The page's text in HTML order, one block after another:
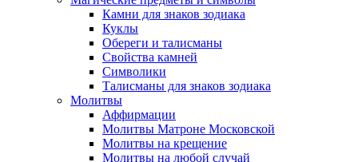
Камни для знаков зодиака
Куклы
Обереги и талисманы
Свойства камней
Символики
Талисманы для знаков зодиака
Молитвы
Аффирмации
Молитвы Матроне Московской
Молитвы на крещение
Молитвы на любой случай